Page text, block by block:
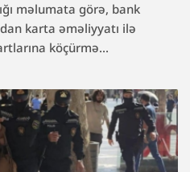
məlumata görə, bank
karta əməliyyatı ilə
köçürmə...